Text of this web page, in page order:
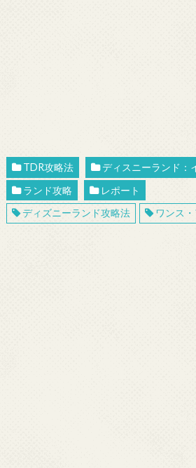
TDR攻略法
ディスニーランド：
ランド攻略
レポート
ディズニーランド攻略法
ワンス